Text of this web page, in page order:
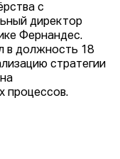
с
директор
Фернандес.
в должность 18
стратегии
процессов.